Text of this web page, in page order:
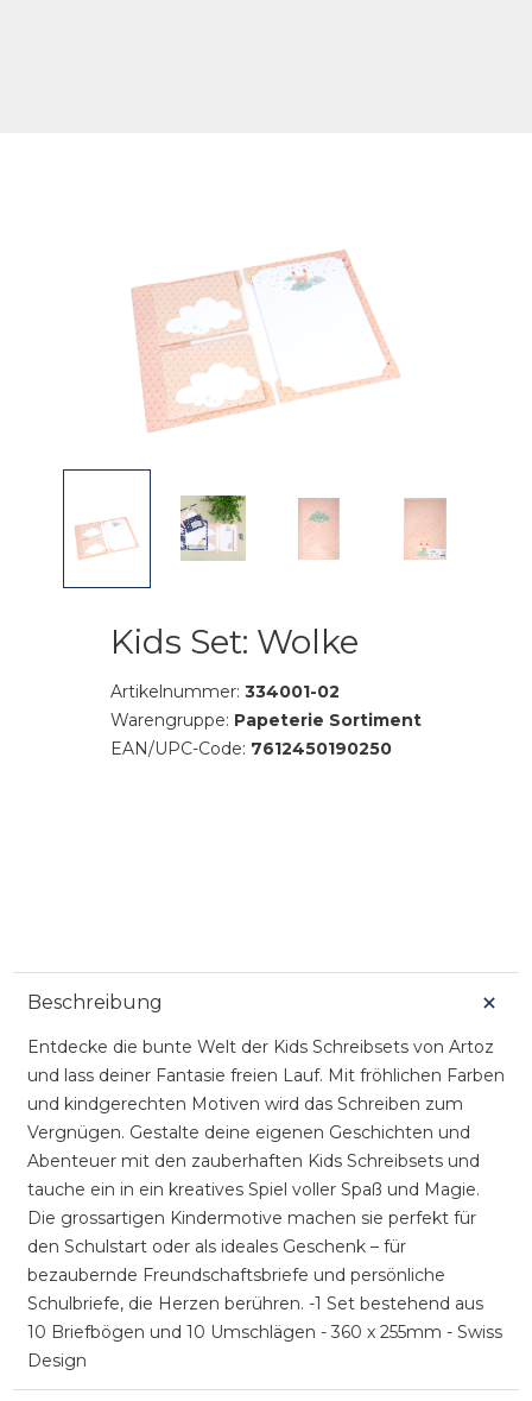
Kids Set: Wolke
Artikelnummer: 334001-02
Warengruppe: Papeterie Sortiment
EAN/UPC-Code: 7612450190250
Beschreibung
Entdecke die bunte Welt der Kids Schreibsets von Artoz
und lass deiner Fantasie freien Lauf. Mit fröhlichen Farben
und kindgerechten Motiven wird das Schreiben zum
Vergnügen. Gestalte deine eigenen Geschichten und
Abenteuer mit den zauberhaften Kids Schreibsets und
tauche ein in ein kreatives Spiel voller Spaß und Magie.
Die grossartigen Kindermotive machen sie perfekt für
den Schulstart oder als ideales Geschenk – für
bezaubernde Freundschaftsbriefe und persönliche
Schulbriefe, die Herzen berühren. -1 Set bestehend aus
10 Briefbögen und 10 Umschlägen - 360 x 255mm - Swiss
Design